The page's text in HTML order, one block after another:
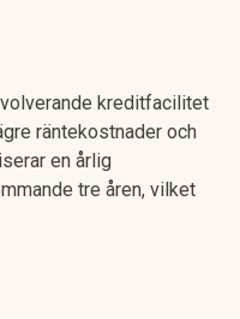
kreditfacilitet
räntekostnader och
en årlig
tre åren, vilket